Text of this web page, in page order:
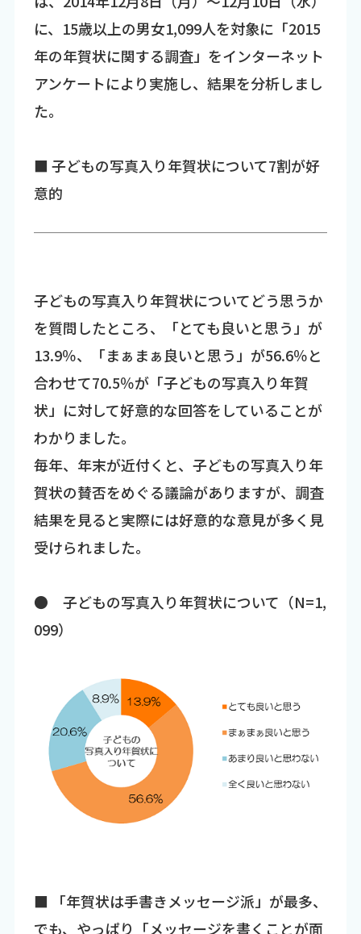
に、15歳以上の男女1,099人を対象に「2015
年の年賀状に関する調査」をインターネット
アンケートにより実施し、結果を分析しまし
た。
■ 子どもの写真入り年賀状について7割が好
意的
子どもの写真入り年賀状についてどう思うか
を質問したところ、「とても良いと思う」が
13.9％、「まぁまぁ良いと思う」が56.6％と
合わせて70.5％が「子どもの写真入り年賀
状」に対して好意的な回答をしていることが
わかりました。
毎年、年末が近付くと、子どもの写真入り年
賀状の賛否をめぐる議論がありますが、調査
結果を見ると実際には好意的な意見が多く見
受けられました。
● 子どもの写真入り年賀状について（N=1,
099）
■ 「年賀状は手書きメッセージ派」が最多、
でも、やっぱり「メッセージを書くことが面